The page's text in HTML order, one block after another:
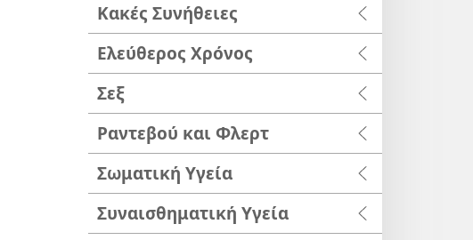
Κακές Συνήθειες
Ελεύθερος Χρόνος
Σεξ
Ραντεβού και Φλερτ
Σωματική Υγεία
Συναισθηματική Υγεία